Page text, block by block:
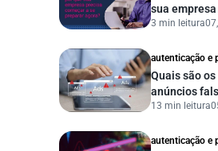
sua
começar a
3 min leitura
autenticação e
Quais são
anúncios
proteger
13 min leitura
autenticação e